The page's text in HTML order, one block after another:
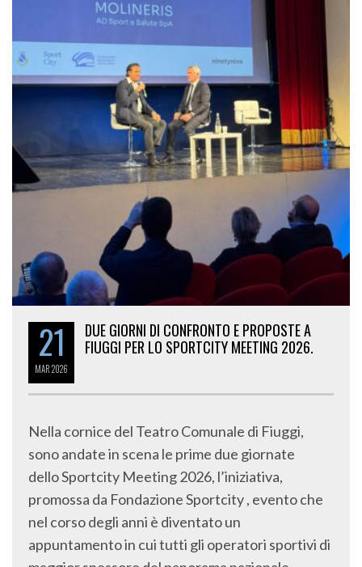
21
MAR 2026
FIUGGI PER LO SPORTCITY MEETING 2026.
sono andate in scena le prime due giornate
dello Sportcity Meeting 2026, l’iniziativa,
promossa da Fondazione Sportcity , evento che
nel corso degli anni è diventato un
appuntamento in cui tutti gli operatori sportivi di
maggior spessore del panorama nazionale,